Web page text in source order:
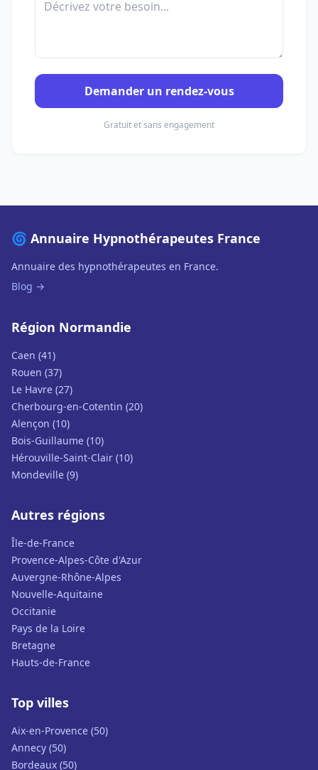
Demander un rendez-vous
Gratuit et sans engagement
🌀 Annuaire Hypnothérapeutes France
Annuaire des hypnothérapeutes en France.
Blog →
Région Normandie
Caen (41)
Rouen (37)
Le Havre (27)
Cherbourg-en-Cotentin (20)
Alençon (10)
Bois-Guillaume (10)
Hérouville-Saint-Clair (10)
Mondeville (9)
Autres régions
Île-de-France
Provence-Alpes-Côte d'Azur
Auvergne-Rhône-Alpes
Nouvelle-Aquitaine
Occitanie
Pays de la Loire
Bretagne
Hauts-de-France
Top villes
Aix-en-Provence (50)
Annecy (50)
Bordeaux (50)